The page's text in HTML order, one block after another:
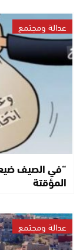
عدالة ومجتمع
“في الصيف
المؤقتة
عدالة ومجتمع